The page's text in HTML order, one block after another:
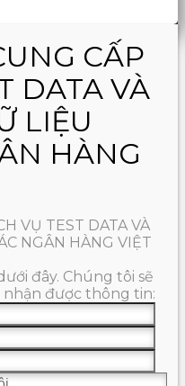
CẤP
DATA VÀ
LIỆU
HÀNG
VỤ TEST DATA VÀ
NGÂN HÀNG VIỆT
đây. Chúng tôi sẽ
nhận được thông tin: